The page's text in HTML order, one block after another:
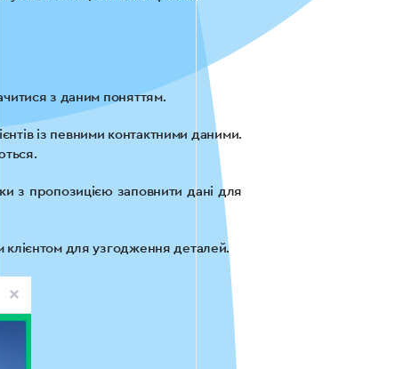
з даним поняттям.
із певними контактними даними.
з пропозицією заповнити дані для
клієнтом для узгодження деталей.